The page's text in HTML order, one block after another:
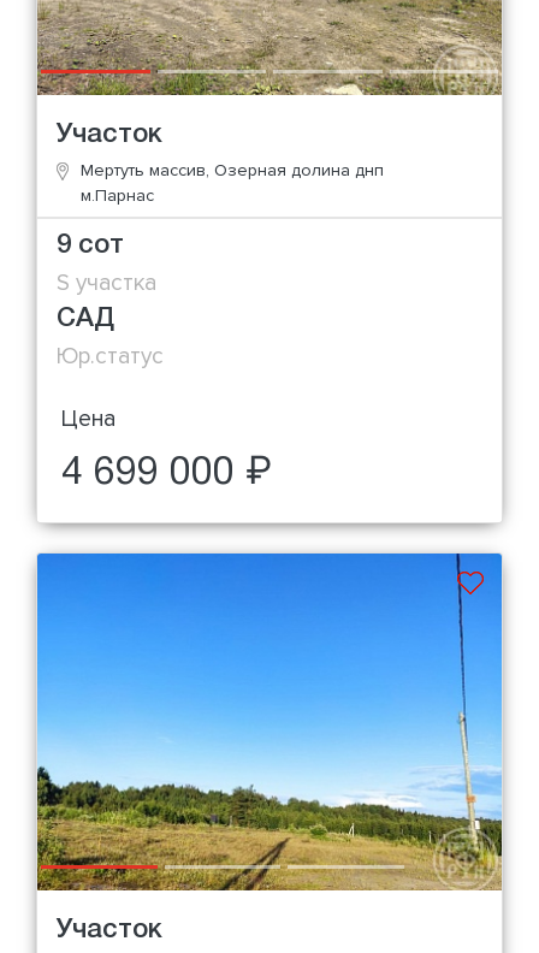
Участок
Мертуть массив, Озерная долина днп
м.Парнас
9 сот
S участка
САД
Юр.статус
Цена
4 699 000 ₽
Участок